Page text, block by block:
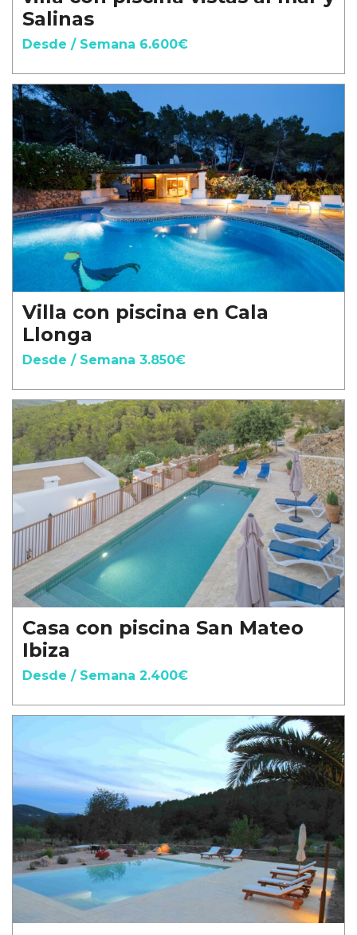
Salinas
Desde / Semana 6.600€
Villa con piscina en Cala
Llonga
Desde / Semana 3.850€
Casa con piscina San Mateo
Ibiza
Desde / Semana 2.400€